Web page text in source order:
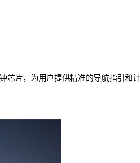
片，为用户提供精准的导航指引和